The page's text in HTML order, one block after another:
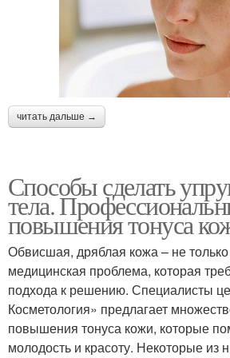
читать дальше →
Способы сделать
тела.
повышения тонуса
Обвисшая, дряблая кожа – не только
медицинская проблема, которая
подхода к решению. Специалисты
Косметология» предлагает
повышения тонуса кожи, которые
молодость и красоту. Некоторые из